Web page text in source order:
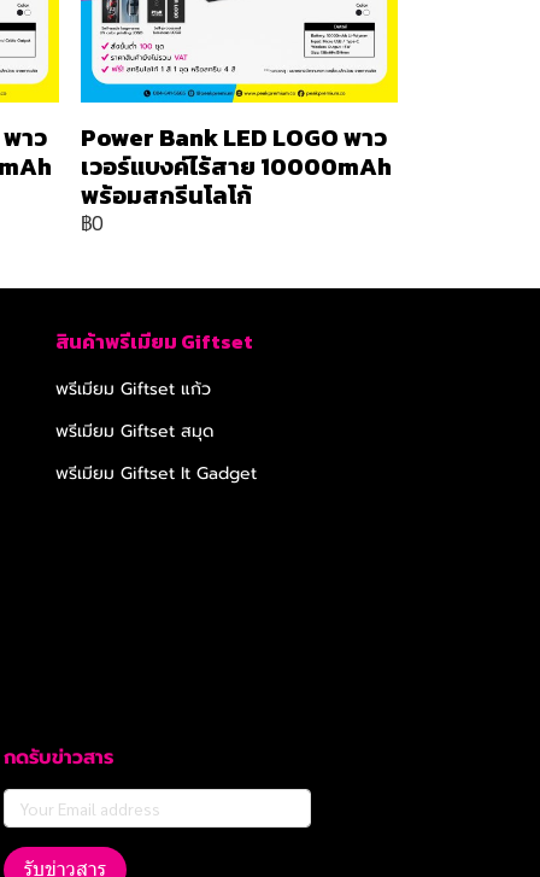
พาว
Power Bank LED LOGO พาว
เวอร์แบงค์ไร้สาย 10000mAh
พร้อมสกรีนโลโก้
฿0
สินค้าพรีเมียม Giftset
พรีเมียม Giftset แก้ว
พรีเมียม Giftset สมุด
พรีเมียม Giftset It Gadget
กดรับข่าวสาร
รับข่าวสาร